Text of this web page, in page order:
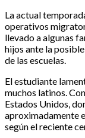
La actual
operativos
llevado a algunas
hijos ante la
de las escuelas.
El estudiante
muchos latinos.
Estados Unidos,
aproximadamente
según el reciente